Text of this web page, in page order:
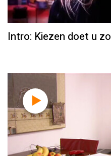
Intro: Kiezen doet u zo